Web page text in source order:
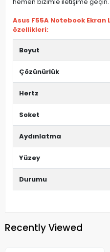
Asus F55A Notebook Ekran
özellikleri:
Boyut
Çözünürlük
Hertz
Soket
Aydınlatma
Yüzey
Durumu
Recently Viewed